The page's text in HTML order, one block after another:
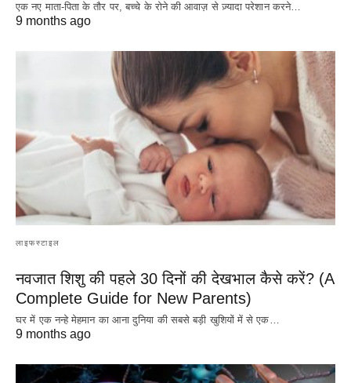
एक नए माता-पिता के तौर पर, बच्चे के रोने की आवाज़ से ज़्यादा परेशान करने…
9 months ago
लाइफस्टाइल
नवजात शिशु की पहले 30 दिनों की देखभाल कैसे करें? (A
Complete Guide for New Parents)
घर में एक नन्हे मेहमान का आना दुनिया की सबसे बड़ी खुशियों में से एक…
9 months ago